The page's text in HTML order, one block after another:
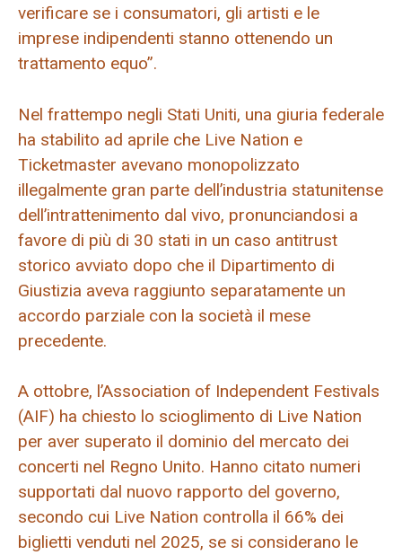
verificare se i consumatori, gli artisti e le
imprese indipendenti stanno ottenendo un
trattamento equo”.
Nel frattempo negli Stati Uniti, una giuria federale
ha stabilito ad aprile che Live Nation e
Ticketmaster avevano monopolizzato
illegalmente gran parte dell’industria statunitense
dell’intrattenimento dal vivo, pronunciandosi a
favore di più di 30 stati in un caso antitrust
storico avviato dopo che il Dipartimento di
Giustizia aveva raggiunto separatamente un
accordo parziale con la società il mese
precedente.
A ottobre, l’Association of Independent Festivals
(AIF) ha chiesto lo scioglimento di Live Nation
per aver superato il dominio del mercato dei
concerti nel Regno Unito. Hanno citato numeri
supportati dal nuovo rapporto del governo,
secondo cui Live Nation controlla il 66% dei
biglietti venduti nel 2025, se si considerano le